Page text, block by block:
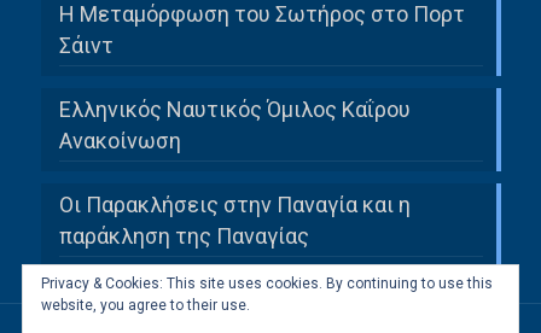
Η Μεταμόρφωση του Σωτήρος στο Πορτ
Σάιντ
Ελληνικός Ναυτικός Όμιλος Καΐρου
Ανακοίνωση
Οι Παρακλήσεις στην Παναγία και η
παράκληση της Παναγίας
Privacy & Cookies: This site uses cookies. By continuing to use this
website, you agree to their use.